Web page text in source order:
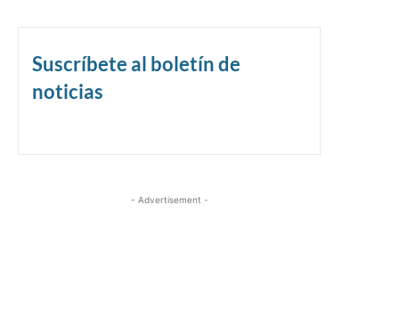
Suscríbete al boletín de
noticias
- Advertisement -